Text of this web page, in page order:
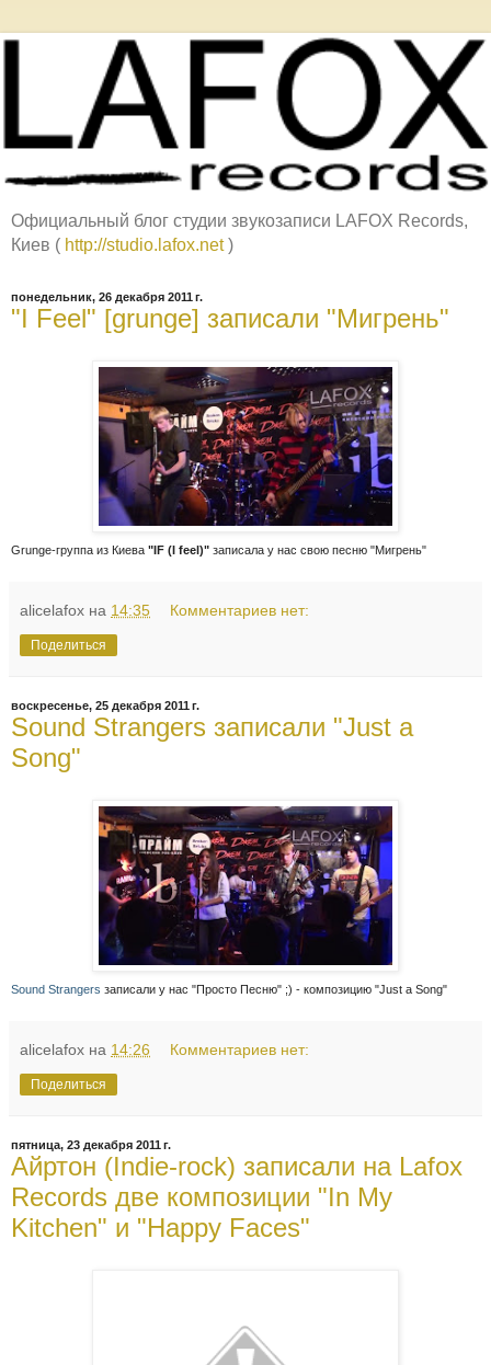
Официальный блог студии звукозаписи LAFOX Records,
Киев ( http://studio.lafox.net)
понедельник, 26 декабря 2011 г.
"I Feel" [grunge] записали "Мигрень"
Grunge-группа из Киева "IF (I feel)" записала у нас свою песню "Мигрень"
alicelafox на 14:35 Комментариев нет:
Поделиться
воскресенье, 25 декабря 2011 г.
Sound Strangers записали "Just a
Song"
Sound Strangers записали у нас "Просто Песню" ;) - композицию "Just a Song"
alicelafox на 14:26 Комментариев нет:
Поделиться
пятница, 23 декабря 2011 г.
Айртон (Indie-rock) записали на Lafox
Records две композиции "In My
Kitchen" и "Happy Faces"